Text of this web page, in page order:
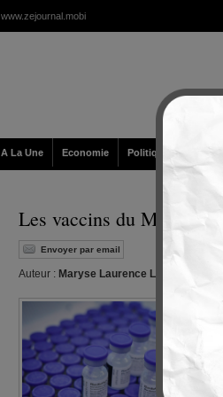
www.zejournal.mobi
A La Une Economie Politique /
Les vaccins du Ministère
Envoyer par email
Auteur : Maryse Laurence Lewis